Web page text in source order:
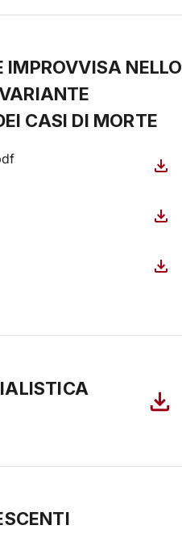
NELLO
CASI DI MORTE